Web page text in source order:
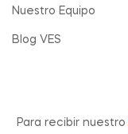
Nuestro Equipo
Blog VES
Para recibir nuestro